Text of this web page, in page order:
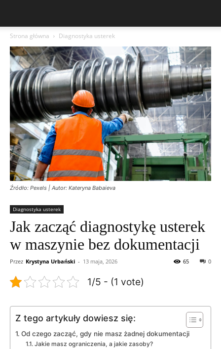
Strona główna Diagnostyka usterek
Źródło: Pexels | Autor: Kateryna Babaieva
Diagnostyka usterek
Jak zacząć diagnostykę usterek
w maszynie bez dokumentacji
Przez Krystyna Urbański - 13 maja, 2026 0
65
1/5 - (1 vote)
Z tego artykuły dowiesz się:
Od czego zacząć, gdy nie masz żadnej dokumentacji
Jakie masz ograniczenia, a jakie zasoby?